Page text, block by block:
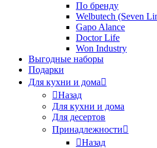
По бренду
Welbutech (Seven
Gapo Alance
Doctor Life
Won Industry
Выгодные наборы
Подарки
Для кухни и дома
Назад
Для кухни и дома
Для десертов
Принадлежности
Назад